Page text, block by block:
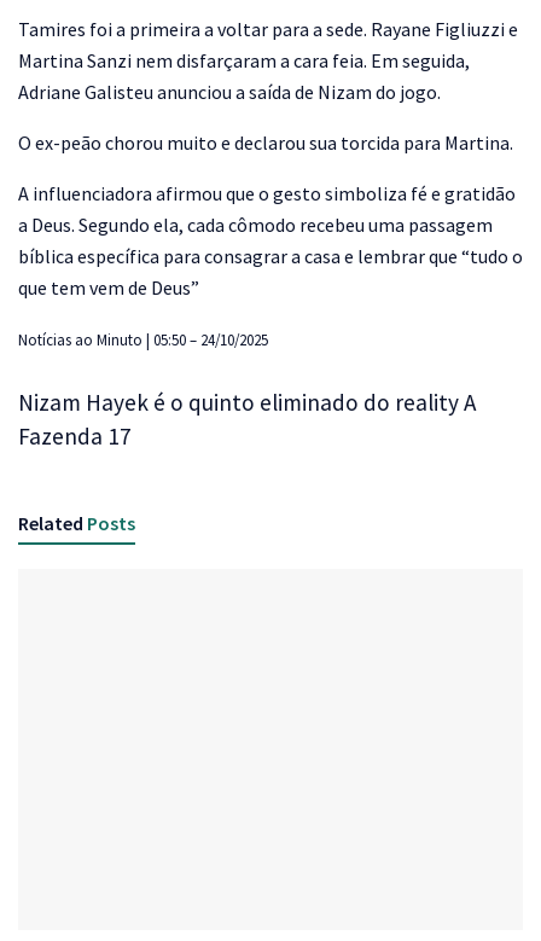
Tamires foi a primeira a voltar para a sede. Rayane Figliuzzi e
Martina Sanzi nem disfarçaram a cara feia. Em seguida,
Adriane Galisteu anunciou a saída de Nizam do jogo.
O ex-peão chorou muito e declarou sua torcida para Martina.
A influenciadora afirmou que o gesto simboliza fé e gratidão
a Deus. Segundo ela, cada cômodo recebeu uma passagem
bíblica específica para consagrar a casa e lembrar que “tudo o
que tem vem de Deus”
Notícias ao Minuto | 05:50 – 24/10/2025
Nizam Hayek é o quinto eliminado do reality A
Fazenda 17
Related Posts